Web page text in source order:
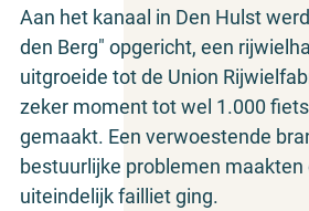
Aan het kanaal in Den Hulst
den Berg" opgericht, een
uitgroeide tot de Union
zeker moment tot wel 1.000
gemaakt. Een verwoestende
bestuurlijke problemen
uiteindelijk failliet ging.